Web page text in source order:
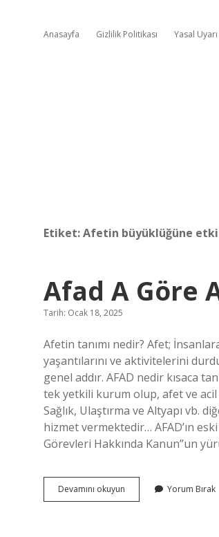
Anasayfa Gizlilik Politikası Yasal Uyarı
Etiket:Afetin büyüklüğüne
Afad A Göre
Tarih: Ocak 18, 2025
Afetin tanımı nedir? Afet;
yaşantılarını ve aktivitelerini
genel addır. AFAD nedir kısaca
tek yetkili kurum olup, afet ve
Sağlık, Ulaştırma ve Altyapı vb.
hizmet vermektedir… AFAD’ın
Görevleri Hakkında Kanun”un
Devamını okuyun
A
Yorum Bırak